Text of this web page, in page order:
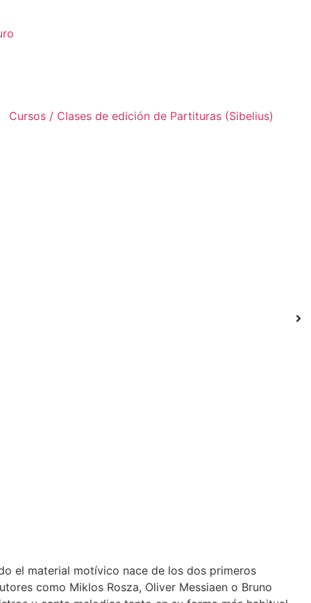
Cursos / Clases de edición de Partituras (Sibelius)
el material motívico nace de los dos primeros
como Miklos Rosza, Oliver Messiaen o Bruno